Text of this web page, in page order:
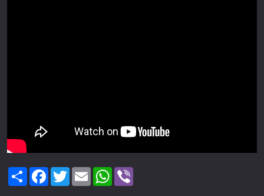
ShareFacebook
TwitterEmail WhatsApp